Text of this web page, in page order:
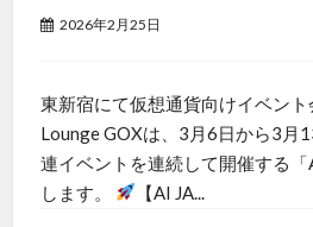
2026年2月25日
東新宿にて仮想通貨向けイベン
Lounge GOXは、3月6日から3月
連イベントを連続して開催する
します。
【AI JA...